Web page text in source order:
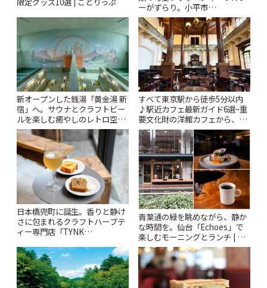
ーがずらり。小平市
「Kimamaya T&K」 | ことりっ
ぷ
新オープンした銭湯「黄金湯 新
宿」へ。サウナとクラフトビー
ルを楽しむ癒やしのレトロ空間
| ことりっぷ
すべて東京駅から徒歩5分以内
♪駅近カフェ最新ガイド6選~重
要文化財の洋館カフェから、改
札すぐのレトロ喫茶まで~ | こと
りっぷ
日本橋兜町に誕生。香りと静け
さに包まれるクラフトハーブテ
ィー専門店「TYNK
青葉通の緑を眺めながら、静か
な時間を。仙台「Echoes」で
楽しむモーニングとランチ | こ
とりっぷ